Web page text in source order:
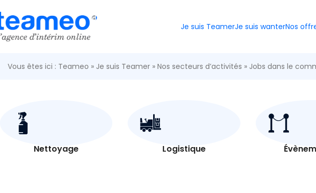
Je suis TeamerJe suis wanterNos
Vous êtes ici : Teameo » Je suis Teamer » Nos secteurs d’activités » Jobs dans le
Nettoyage Logistique